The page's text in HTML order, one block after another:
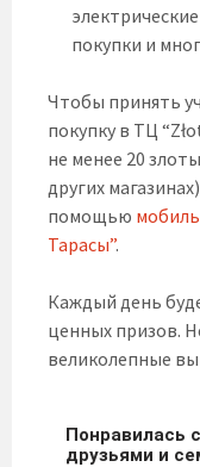
покупки и
Чтобы принять
покупку в ТЦ
не менее 20
других
помощью
Тарасы”.
Каждый день
ценных призов.
великолепные
Понравилась
друзьями и